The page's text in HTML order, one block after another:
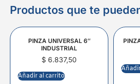
Productos que te
PINZA UNIVERSAL 6″
INDUSTRIAL
$ 6.837,50
Añadir al carrito